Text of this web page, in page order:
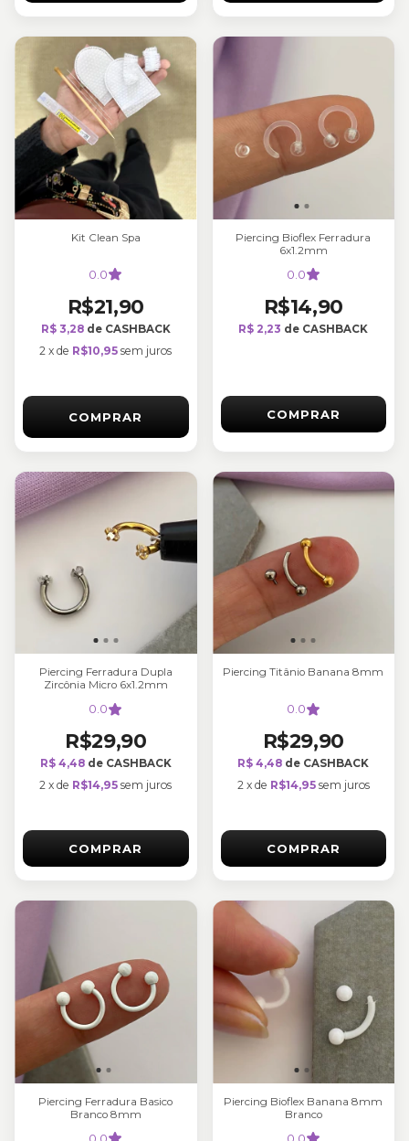
Kit Clean Spa
0.0
R$21,90
R$ 3,28de CASHBACK
2 xde R$10,95 sem juros
Piercing Bioflex Ferradura
6x1.2mm
0.0
R$14,90
R$ 2,23 de CASHBACK
COMPRAR
Piercing Ferradura Dupla
Zircônia Micro 6x1.2mm
0.0
R$29,90
R$ 4,48de CASHBACK
2 xde R$14,95 sem juros
COMPRAR
Piercing Titânio Banana 8mm
0.0
R$29,90
R$ 4,48 de CASHBACK
2 x de R$14,95 sem juros
COMPRAR
Piercing Ferradura Basico
Branco 8mm
0.0
Piercing Bioflex Banana 8mm
Branco
0.0